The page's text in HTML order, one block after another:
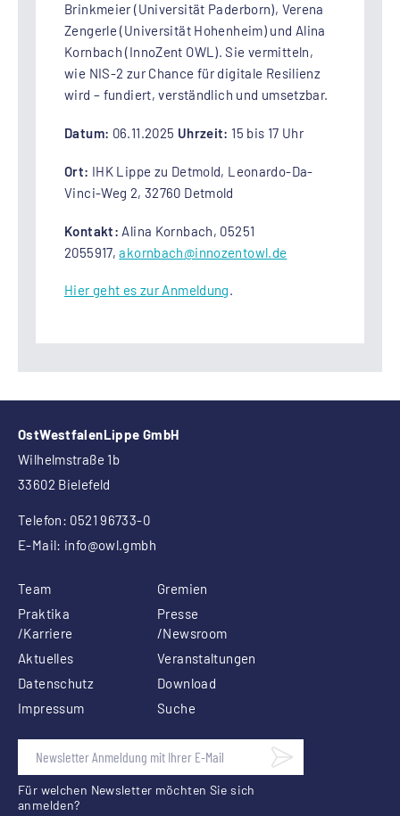
Brinkmeier (Universität Paderborn), Verena
Zengerle (Universität Hohenheim) und Alina
Kornbach (InnoZent OWL). Sie vermitteln,
wie NIS-2 zur Chance für digitale Resilienz
wird – fundiert, verständlich und umsetzbar.
Datum: 06.11.2025 Uhrzeit: 15 bis 17 Uhr
Ort: IHK Lippe zu Detmold, Leonardo-Da-
Vinci-Weg 2, 32760 Detmold
Kontakt: Alina Kornbach, 05251
2055917,akornbach@innozentowl.de
Hier geht es zur Anmeldung.
OstWestfalenLippe GmbH
Wilhelmstraße 1b
33602 Bielefeld
Telefon: 0521 96733-0
E-Mail: info@owl.gmbh
Team
Gremien
Praktika
/Karriere
Presse
/Newsroom
Aktuelles
Veranstaltungen
Datenschutz
Download
Impressum
Suche
Für welchen Newsletter möchten Sie sich
anmelden?